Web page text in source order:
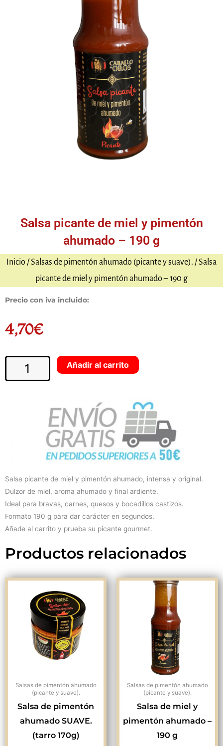
Salsa picante de miel y pimentón
ahumado – 190 g
Inicio /Salsas de pimentón ahumado (picante y suave). / Salsa
picante de miel y pimentón ahumado – 190 g
Precio con iva incluido:
4,70€
picante
Añadir al carrito
Salsa picante de miel y pimentón ahumado, intensa y original.
Dulzor de miel, aroma ahumado y final ardiente.
Ideal para bravas, carnes, quesos y bocadillos castizos.
Formato 190 g para dar carácter en segundos.
Añade al carrito y prueba su picante gourmet.
Productos relacionados
Salsas de pimentón ahumado
(picante y suave).
Salsa de pimentón
ahumado SUAVE.
(tarro 170g)
Salsas de pimentón ahumado
(picante y suave).
Salsa de miel y
pimentón ahumado –
190 g